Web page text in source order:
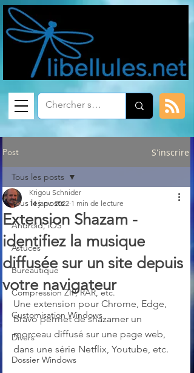
Post S'inscrire
Tous les posts
Android, iOS
Astuces
Bureautique
Compression ZIP, RAR, etc.
Customisation Windows
Divers
Dossier Windows
Tous les posts
Extension Shazam -
identifiez la musique
diffusée sur un site depuis
votre navigateur
Krigou Schnider
14 janv. 2022 1 min de lecture
Une extension pour Chrome, Edge,
Bravo permet de shazamer un
morceau diffusé sur une page web,
dans une série Netflix, Youtube, etc.